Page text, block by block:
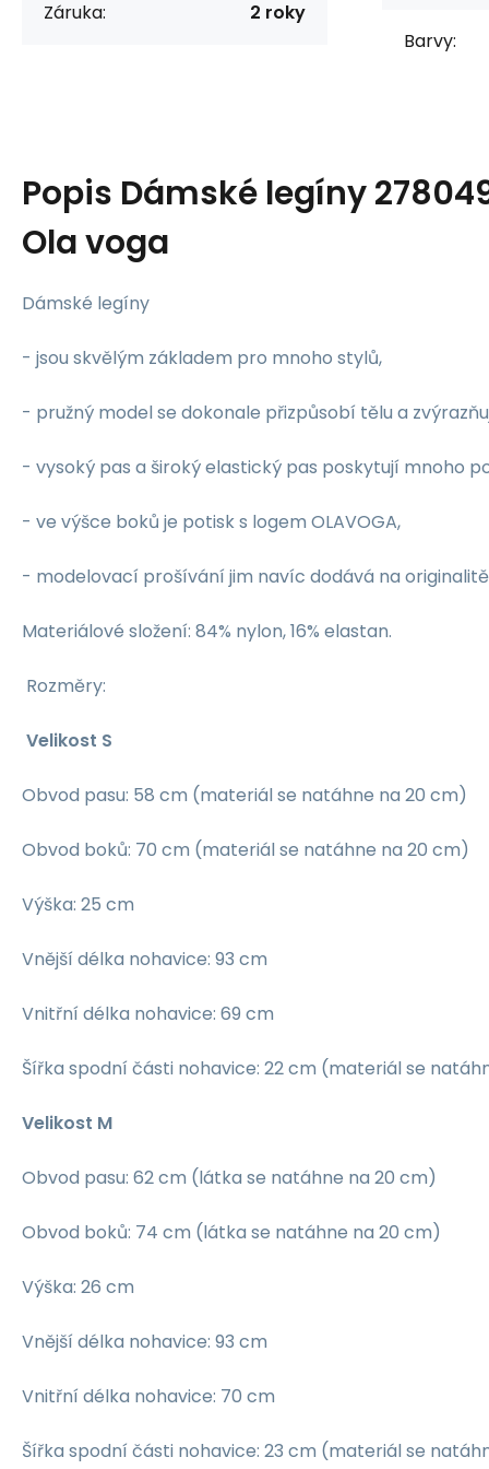
Záruka:
2 roky
Barvy:
Popis Dámské legíny
Ola voga
Dámské legíny
- jsou skvělým základem pro mnoho stylů,
- pružný model se dokonale přizpůsobí tělu a
- vysoký pas a široký elastický pas poskytují mnoho
- ve výšce boků je potisk s logem OLAVOGA,
- modelovací prošívání jim navíc dodává na
Materiálové složení: 84% nylon, 16% elastan.
Rozměry:
Velikost S
Obvod pasu: 58 cm (materiál se natáhne na 20 cm)
Obvod boků: 70 cm (materiál se natáhne na 20 cm)
Výška: 25 cm
Vnější délka nohavice: 93 cm
Vnitřní délka nohavice: 69 cm
Šířka spodní části nohavice: 22 cm (materiál se
Velikost M
Obvod pasu: 62 cm (látka se natáhne na 20 cm)
Obvod boků: 74 cm (látka se natáhne na 20 cm)
Výška: 26 cm
Vnější délka nohavice: 93 cm
Vnitřní délka nohavice: 70 cm
Šířka spodní části nohavice: 23 cm (materiál se